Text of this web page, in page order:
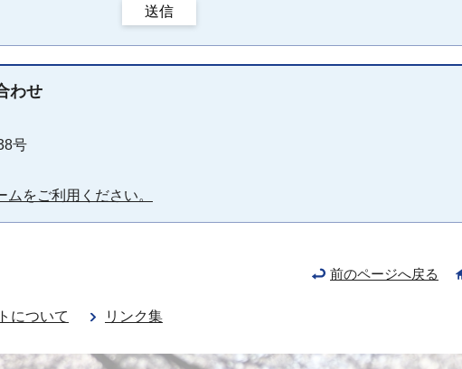
送信
わせ
号
をご利用ください。
前のページへ戻る
について リンク集